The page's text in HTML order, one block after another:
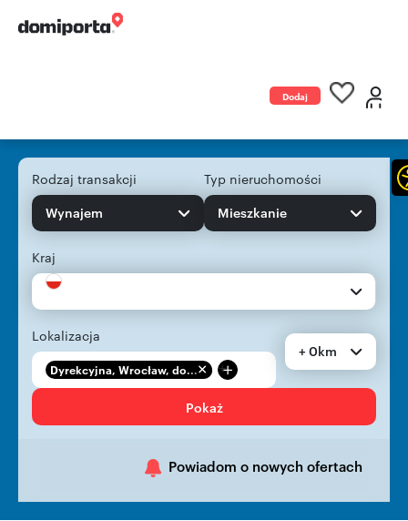
Dodaj
Rodzaj transakcji
Wynajem
Typ nieruchomości
Mieszkanie
Kraj
Lokalizacja
Dyrekcyjna, Wrocław, do... +
+ 0km
Pokaż
Powiadom o nowych ofertach